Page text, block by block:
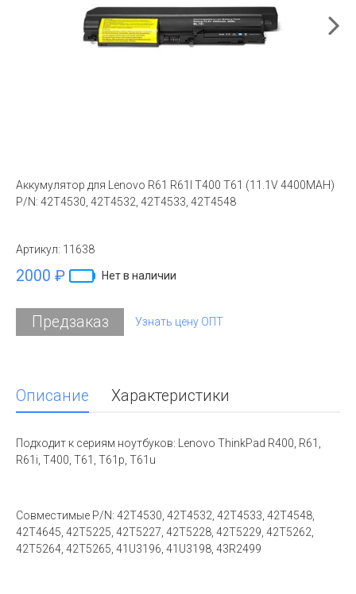
Аккумулятор для Lenovo R61 R61I T400 T61 (11.1V 4400MAH)
P/N: 42T4530, 42T4532, 42T4533, 42T4548
Артикул: 11638
2000 ₽ Нет в наличии
Предзаказ Узнать цену ОПТ
Описание Характеристики
Подходит к сериям ноутбуков: Lenovo ThinkPad R400, R61,
R61i, T400, T61, T61p, T61u
Совместимые P/N: 42T4530, 42T4532, 42T4533, 42T4548,
42T4645, 42T5225, 42T5227, 42T5228, 42T5229, 42T5262,
42T5264, 42T5265, 41U3196, 41U3198, 43R2499